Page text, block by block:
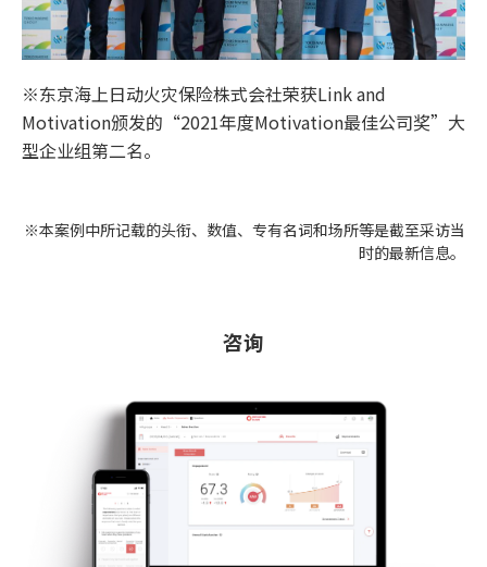
※东京海上日动火灾保险株式会社荣获Link and
Motivation颁发的“2021年度Motivation最佳公司奖”大
型企业组第二名。
※本案例中所记载的头衔、数值、专有名词和场所等是截至采访当
时的最新信息。
咨询